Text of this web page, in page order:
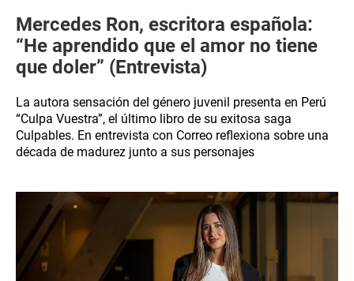
Mercedes Ron, escritora española:
“He aprendido que el amor no tiene
que doler” (Entrevista)
La autora sensación del género juvenil presenta en Perú
“Culpa Vuestra”, el último libro de su exitosa saga
Culpables. En entrevista con Correo reflexiona sobre una
década de madurez junto a sus personajes